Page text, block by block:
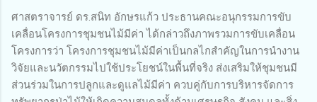
ศาสตราจารย์ ดร.สนิท อักษรแก้ว ประธานคณะอนุกรรมการขับ
เคลื่อนโครงการชุมชนไม้มีค่า ได้กล่าวถึงภาพรวมการขับเคลื่อน
โครงการว่า โครงการชุมชนไม้มีค่าเป็นกลไกสำคัญในการนำงาน
วิจัยและนวัตกรรมไปใช้ประโยชน์ในพื้นที่จริง ส่งเสริมให้ชุมชนมี
ส่วนร่วมในการปลูกและดูแลไม้มีค่า ควบคู่กับการบริหารจัดการ